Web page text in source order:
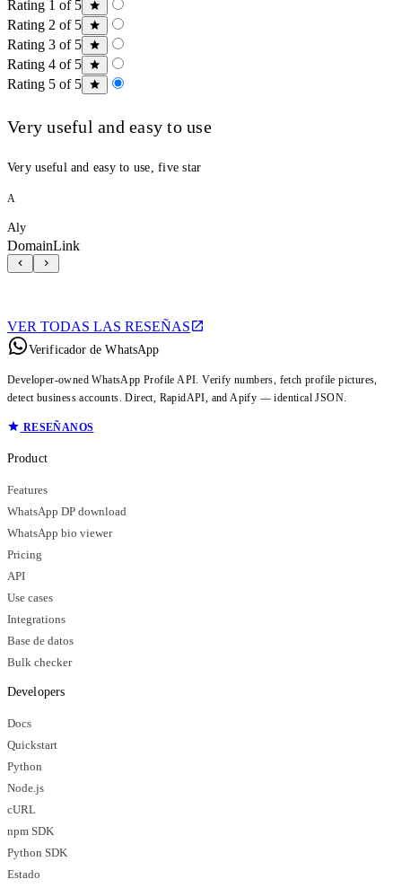
Rating 1 of 5
Rating 2 of 5
Rating 3 of 5
Rating 4 of 5
Rating 5 of 5
Very useful and easy to use
Very useful and easy to use, five star
A
Aly
DomainLink
VER TODAS LAS RESEÑAS
Verificador de WhatsApp
Developer-owned WhatsApp Profile API. Verify numbers, fetch profile pictures,
detect business accounts. Direct, RapidAPI, and Apify — identical JSON.
RESEÑANOS
Product
Features
WhatsApp DP download
WhatsApp bio viewer
Pricing
API
Use cases
Integrations
Base de datos
Bulk checker
Developers
Docs
Quickstart
Python
Node.js
cURL
npm SDK
Python SDK
Estado